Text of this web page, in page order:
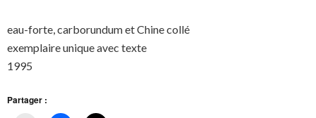
eau-forte, carborundum et Chine collé
exemplaire unique avec texte
1995
Partager :